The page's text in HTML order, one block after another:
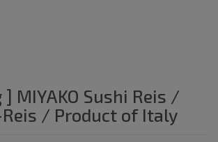
] MIYAKO Sushi Reis /
/ Product of Italy